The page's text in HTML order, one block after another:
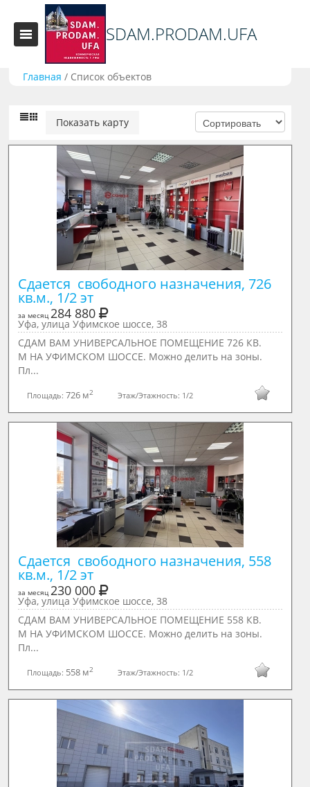
SDAM.PRODAM.UFA
Главная / Список объектов
Показать карту
Сдается  свободного назначения, 726
кв.м., 1/2 эт
за месяц 284 880
Уфа, улица Уфимское шоссе, 38
СДАМ ВАМ УНИВЕРСАЛЬНОЕ ПОМЕЩЕНИЕ 726 КВ.
М НА УФИМСКОМ ШОССЕ. Можно делить на зоны.
Пл...
Площадь: 726 м2 Этаж/Этажность: 1/2
Сдается  свободного назначения, 558
кв.м., 1/2 эт
за месяц 230 000
Уфа, улица Уфимское шоссе, 38
СДАМ ВАМ УНИВЕРСАЛЬНОЕ ПОМЕЩЕНИЕ 558 КВ.
М НА УФИМСКОМ ШОССЕ. Можно делить на зоны.
Пл...
Площадь: 558 м2 Этаж/Этажность: 1/2